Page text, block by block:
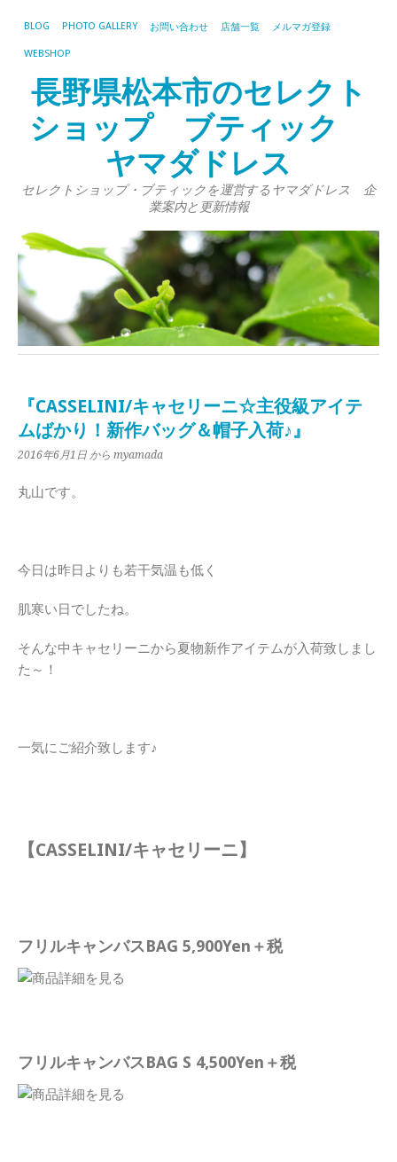
BLOG PHOTO GALLERY お問い合わせ 店舗一覧 メルマガ登録
WEBSHOP
長野県松本市のセレクト
ショップ ブティック
ヤマダドレス
セレクトショップ・ブティックを運営するヤマダドレス 企
業案内と更新情報
『CASSELINI/キャセリーニ☆主役級アイテ
ムばかり！新作バッグ＆帽子入荷♪』
2016年6月1日 から myamada
丸山です。
今日は昨日よりも若干気温も低く
肌寒い日でしたね。
そんな中キャセリーニから夏物新作アイテムが入荷致しまし
た～！
一気にご紹介致します♪
【CASSELINI/キャセリーニ】
フリルキャンバスBAG 5,900Yen＋税
フリルキャンバスBAG S 4,500Yen＋税